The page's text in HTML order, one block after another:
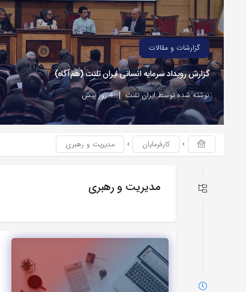
گزارشات و مقالات
گزارش رویداد سرمایه انسانی ایران تلنت (هم‌آگاه)
نوشته شده توسط ایران تلنت 4 روز پیش
کارفرمایان مدیریت و رهبری
مدیریت و رهبری